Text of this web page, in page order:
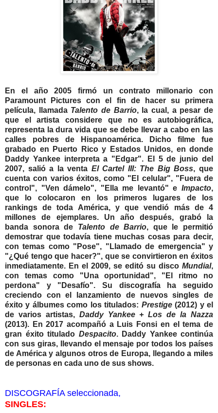
En el año 2005 firmó un contrato millonario con
Paramount Pictures con el fin de hacer su primera
película, llamada Talento de Barrio, la cual, a pesar de
que el artista considere que no es autobiográfica,
representa la dura vida que se debe llevar a cabo en las
calles pobres de Hispanoamérica. Dicho filme fue
grabado en Puerto Rico y Estados Unidos, en donde
Daddy Yankee interpreta a "Edgar".
El 5 de junio del
2007, salió a la venta El Cartel III: The Big Boss, que
cuenta con varios éxitos, como "El celular", "Fuera de
control", "Ven dámelo", "Ella me levantó" e Impacto,
que lo colocaron en los primeros lugares de los
rankings de toda América, y que vendió más de 4
millones de ejemplares. Un año después, grabó la
banda sonora de Talento de Barrio, que le permitió
demostrar que todavía tiene muchas cosas para decir,
con temas como "Pose", "Llamado de emergencia" y
"¿Qué tengo que hacer?", que se convirtieron en éxitos
inmediatamente. En el 2009, se editó su disco Mundial,
con temas como "Una oportunidad", "El ritmo no
perdona"
y "Desafío". Su discografía ha seguido
creciendo con el lanzamiento de nuevos singles de
éxito y álbumes como los titulados: Prestige(2012) y el
de varios artistas, Daddy Yankee + Los de la Nazza
(2013). En 2017 acompañó a Luis Fonsi en el tema de
gran éxito titulado Despacito. Daddy Yankee continúa
con sus giras, llevando el mensaje por todos los países
de América y algunos otros de Europa, llegando a miles
de personas en cada uno de sus shows.
DISCOGRAFÍA seleccionada,
SINGLES: